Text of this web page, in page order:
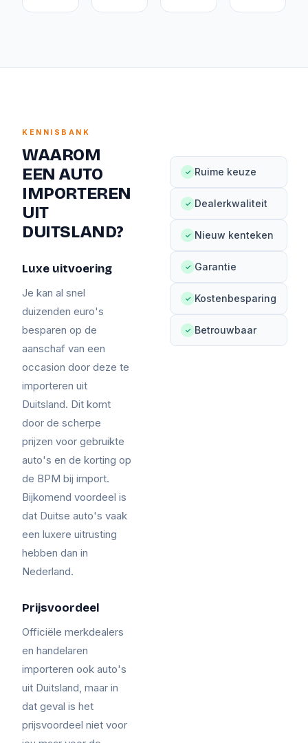
KENNISBANK
WAAROM
EEN AUTO
IMPORTEREN
UIT
DUITSLAND?
Luxe uitvoering
Je kan al snel
duizenden euro's
besparen op de
aanschaf van een
occasion door deze te
importeren uit
Duitsland. Dit komt
door de scherpe
prijzen voor gebruikte
auto's en de korting op
de BPM bij import.
Bijkomend voordeel is
dat Duitse auto's vaak
een luxere uitrusting
hebben dan in
Nederland.
Prijsvoordeel
Officiële merkdealers
en handelaren
importeren ook auto's
uit Duitsland, maar in
dat geval is het
prijsvoordeel niet voor
✓ Ruime keuze
✓ Dealerkwaliteit
✓ Nieuw kenteken
✓ Garantie
✓ Kostenbesparing
✓ Betrouwbaar